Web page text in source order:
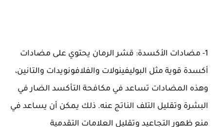
1- مضادات الأكسدة: قشر الرمان يحتوي على مضادات
أكسدة قوية مثل البوليفينولات والفلافونويدات والتانين،
وهذه المضادات تساعد في مكافحة التأكسد الضار في
البشرة وتقليل التلف الناتج عنه. ذلك يمكن أن يساعد في
منع ظهور التجاعيد وتقليل العلامات التقدمية